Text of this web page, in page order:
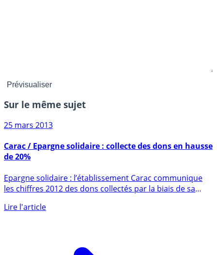
Sur le même sujet
25 mars 2013
de 20%
les chiffres 2012 des dons collectés par la biais de sa